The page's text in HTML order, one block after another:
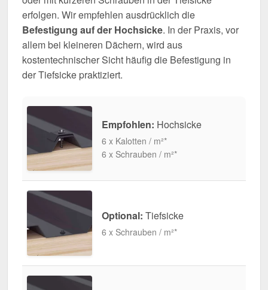
erfolgen. Wir empfehlen ausdrücklich die
Befestigung auf der Hochsicke. In der Praxis, vor
allem bei kleineren Dächern, wird aus
kostentechnischer Sicht häufig die Befestigung in
der Tiefsicke praktiziert.
Empfohlen: Hochsicke
6 x Kalotten / m²*
6 x Schrauben / m²*
Optional: Tiefsicke
6 x Schrauben / m²*